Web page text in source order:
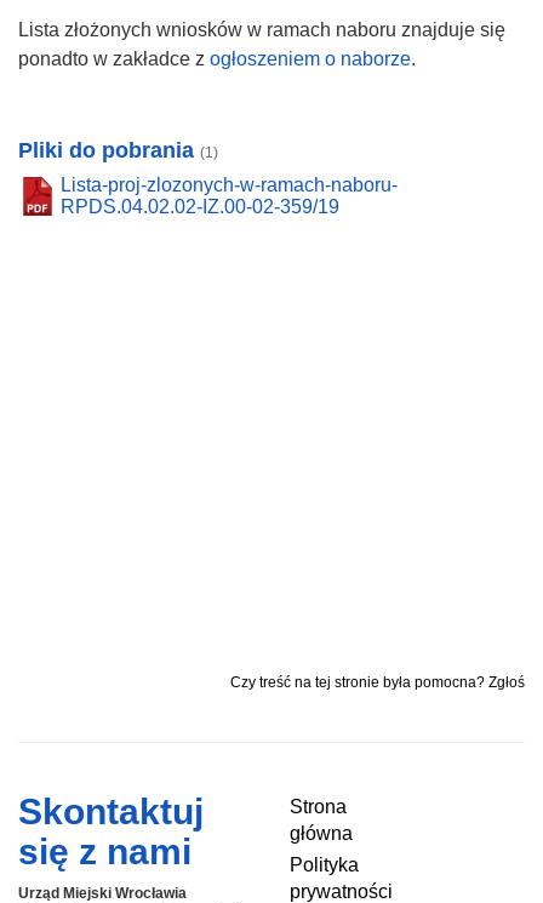
Lista złożonych wniosków w ramach naboru znajduje się
ponadto w zakładce z ogłoszeniem o naborze.
Pliki do pobrania (1)
Lista-proj-zlozonych-w-ramach-naboru-
RPDS.04.02.02-IZ.00-02-359/19
Czy treść na tej stronie była pomocna? Zgłoś
Skontaktuj
się z nami
Urząd Miejski Wrocławia
Strona
główna
Polityka
prywatności